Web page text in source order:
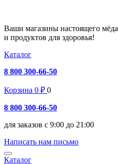
Ваши магазины настоящего мёда
и продуктов для здоровья!
Каталог
8 800 300-66-50
Корзина 0 ₽ 0
8 800 300-66-50
для заказов с 9:00 до 21:00
Написать нам письмо
Каталог